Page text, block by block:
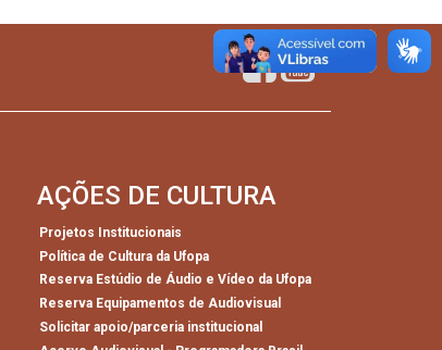
AÇÕES DE CULTURA
Projetos Institucionais
Política de Cultura da Ufopa
Reserva Estúdio de Áudio e Vídeo da Ufopa
Reserva Equipamentos de Audiovisual
Solicitar apoio/parceria institucional